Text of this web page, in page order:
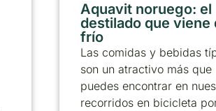
Aquavit noruego: el
destilado que viene
frío
Las comidas y bebidas
son un atractivo más que
puedes encontrar en
recorridos en bicicleta